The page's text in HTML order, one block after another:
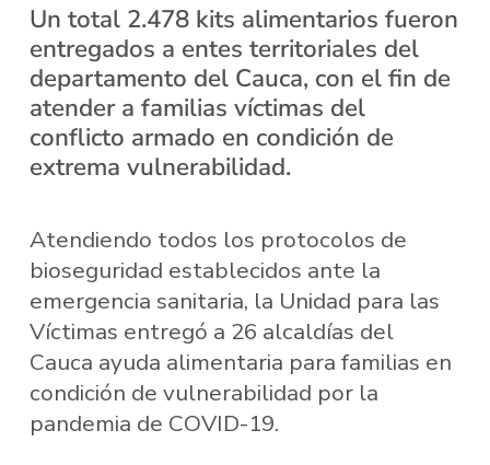
Un total 2.478 kits alimentarios fueron
entregados a entes territoriales del
departamento del Cauca, con el fin de
atender a familias víctimas del
conflicto armado en condición de
extrema vulnerabilidad.
Atendiendo todos los protocolos de
bioseguridad establecidos ante la
emergencia sanitaria, la Unidad para las
Víctimas entregó a 26 alcaldías del
Cauca ayuda alimentaria para familias en
condición de vulnerabilidad por la
pandemia de COVID-19.